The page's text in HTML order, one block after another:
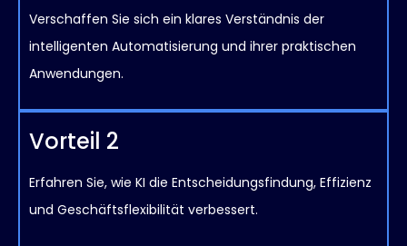
Verschaffen Sie sich ein klares Verständnis der
intelligenten Automatisierung und ihrer praktischen
Anwendungen.
Vorteil 2
Erfahren Sie, wie KI die Entscheidungsfindung, Effizienz
und Geschäftsflexibilität verbessert.